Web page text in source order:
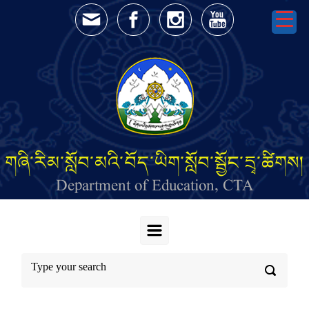
Skip to main content
གཞི་རིམ་སློབ་མའི་བོད་ཡིག་སློབ་སྦྱོང་དྲྭ་ཚིགས།
Department of Education, CTA